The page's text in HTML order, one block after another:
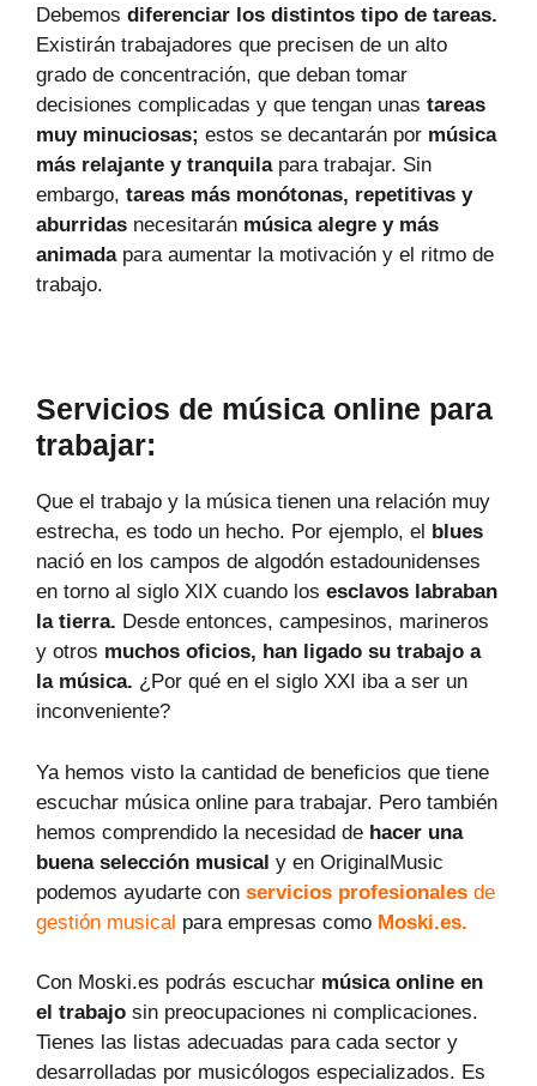
Debemos diferenciar los distintos tipo de tareas.
Existirán trabajadores que precisen de un alto
grado de concentración, que deban tomar
decisiones complicadas y que tengan unas tareas
muy minuciosas; estos se decantarán por música
más relajante y tranquilapara trabajar. Sin
embargo, tareas más monótonas, repetitivas y
aburridas necesitarán música alegre y más
animadapara aumentar la motivación y el ritmo de
trabajo.
Servicios de música online para
trabajar:
Que el trabajo y la música tienen una relación muy
estrecha, es todo un hecho. Por ejemplo, el blues
nació en los campos de algodón estadounidenses
en torno al siglo XIX cuando los esclavos labraban
la tierra. Desde entonces, campesinos, marineros
y otros muchos oficios, han ligado su trabajo a
la música. ¿Por qué en el siglo XXI iba a ser un
inconveniente?
Ya hemos visto la cantidad de beneficios que tiene
escuchar música online para trabajar. Pero también
hemos comprendido la necesidad de hacer una
buena selección musical y en OriginalMusic
podemos ayudarte con servicios profesionales de
gestión musical para empresas como Moski.es.
Con Moski.es podrás escuchar música online en
el trabajo sin preocupaciones ni complicaciones.
Tienes las listas adecuadas para cada sector y
desarrolladas por musicólogos especializados. Es